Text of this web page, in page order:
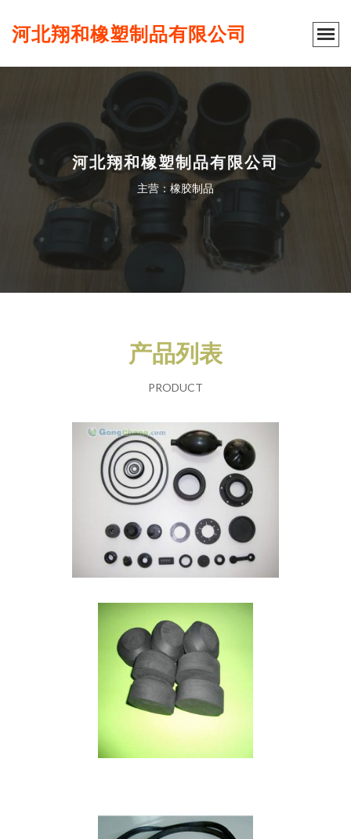
河北翔和橡塑制品有限公司
河北翔和橡塑制品有限公司
主营：橡胶制品
产品列表
PRODUCT